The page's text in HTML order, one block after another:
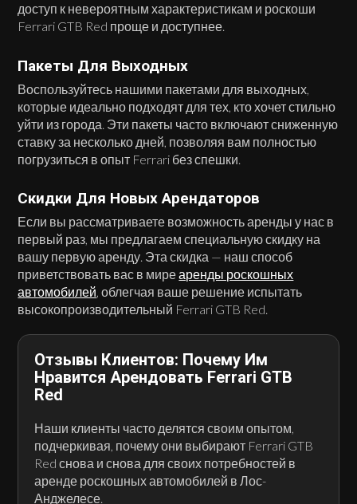
доступ к невероятным характеристикам и роскоши
Ferrari GTB Red проще и доступнее.
Пакеты Для Выходных
Воспользуйтесь нашими пакетами для выходных,
которые идеально подходят для тех, кто хочет стильно
уйти из города. Эти пакеты часто включают сниженную
ставку за несколько дней, позволяя вам полностью
погрузиться в опыт Ferrari без спешки.
Скидки Для Новых Арендаторов
Если вы рассматриваете возможность аренды у нас в
первый раз, мы предлагаем специальную скидку на
вашу первую аренду. Эта скидка — наш способ
приветствовать вас в миреаренды роскошных
автомобилей, облегчая ваше решение испытать
высокопроизводительный Ferrari GTB Red.
Отзывы Клиентов: Почему Им
Нравится Арендовать Ferrari GTB
Red
Наши клиенты часто делятся своим опытом,
подчеркивая, почему они выбирают Ferrari GTB
Red снова и снова для своих потребностей в
аренде роскошных автомобилей в Лос-
Анджелесе.